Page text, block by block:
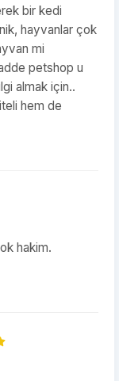
bir kedi
hayvanlar çok
mi
petshop u
almak için..
hem de
hakim.